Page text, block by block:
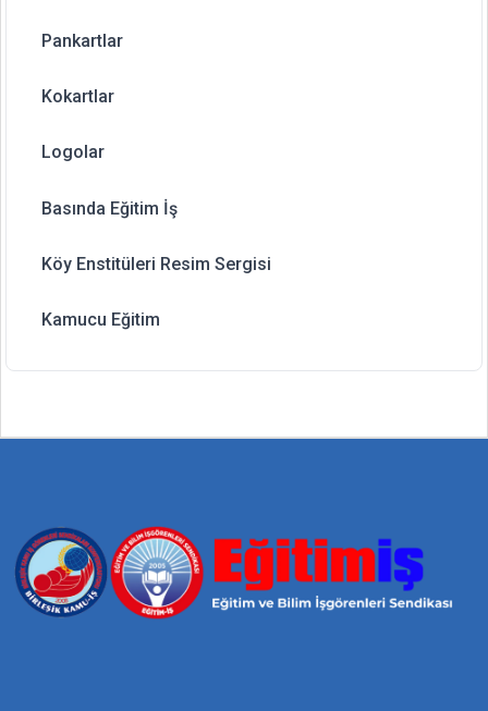
Pankartlar
Kokartlar
Logolar
Basında Eğitim İş
Köy Enstitüleri Resim Sergisi
Kamucu Eğitim